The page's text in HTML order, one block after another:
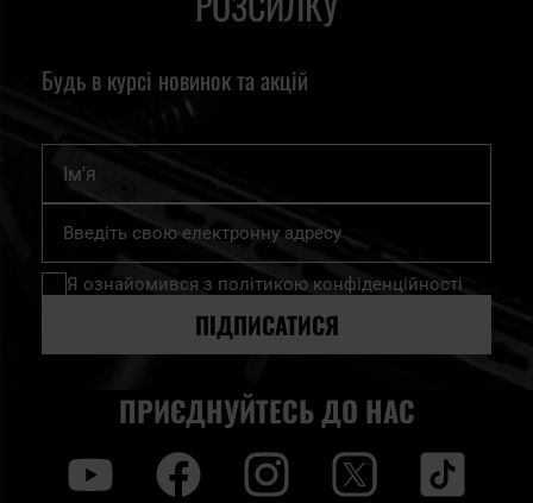
Будь в курсі новинок та акцій
Підпишіться
нашу
розсилку
Я ознайомився з політикою конфіденційності
ПІДПИСАТИСЯ
ПРИЄДНУЙТЕСЬ ДО НАС